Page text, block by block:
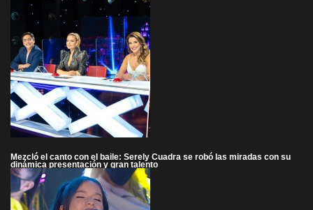
Mezcló el canto con el baile: Serely Cuadra se robó las miradas con su
dinámica presentación y gran talento